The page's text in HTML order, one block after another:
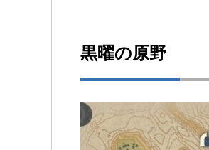
黒曜の原野